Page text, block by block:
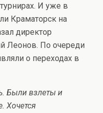
И уже в
Краматорск на
директор
Леонов. По очереди
о переходах в
Были взлеты и
Хочется